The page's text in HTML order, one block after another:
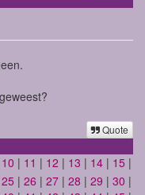
Quote
10 | 11 | 12 | 13 | 14 | 15 |
25 | 26 | 27 | 28 | 29 | 30 |